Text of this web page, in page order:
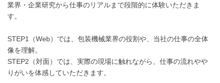
業界・企業研究から仕事のリアルまで段階的に体験いただきま
す。
STEP1（Web）では、包装機械業界の役割や、当社の仕事の全体
像を理解。
STEP2（対面）では、実際の現場に触れながら、仕事の流れやや
りがいを体感していただきます。